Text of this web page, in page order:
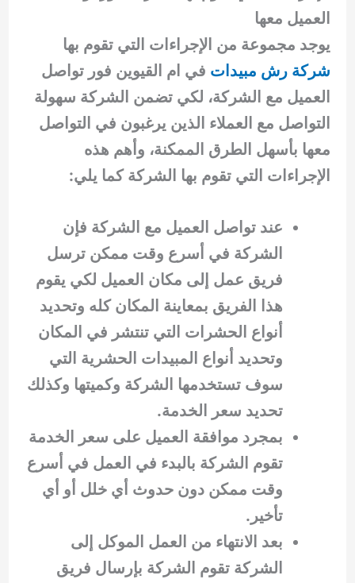
العميل معها
يوجد مجموعة من الإجراءات التي تقوم بها
شركة رش مبيدات في ام القيوين فور تواصل
العميل مع الشركة، لكي تضمن الشركة سهولة
التواصل مع العملاء الذين يرغبون في التواصل
معها بأسهل الطرق الممكنة، وأهم هذه
الإجراءات التي تقوم بها الشركة كما يلي:
عند تواصل العميل مع الشركة فإن
الشركة في أسرع وقت ممكن ترسل
فريق عمل إلى مكان العميل لكي يقوم
هذا الفريق بمعاينة المكان كله وتحديد
أنواع الحشرات التي تنتشر في المكان
وتحديد أنواع المبيدات الحشرية التي
سوف تستخدمها الشركة وكميتها وكذلك
تحديد سعر الخدمة.
بمجرد موافقة العميل على سعر الخدمة
تقوم الشركة بالبدء في العمل في أسرع
وقت ممكن دون حدوث أي خلل أو أي
تأخير.
بعد الانتهاء من العمل الموكل إلى
الشركة تقوم الشركة بإرسال فريق